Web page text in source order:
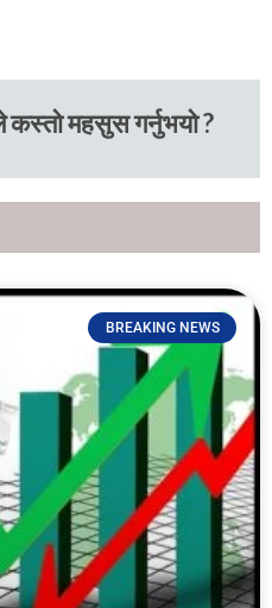
कस्तो महसुस गर्नुभयो ?
BREAKING NEWS